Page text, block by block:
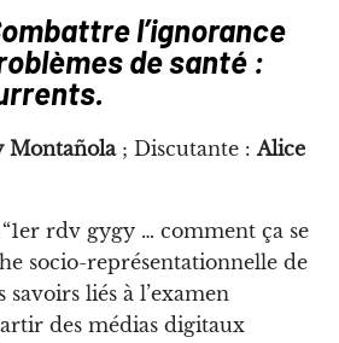
l’ignorance
de santé :
Montañola; Discutante : Alice
rdv gygy … comment ça se
socio-représentationnelle de
liés à l’examen
des médias digitaux